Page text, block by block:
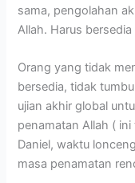
sama, pengolahan
Allah. Harus
Orang yang tidak
bersedia, tidak
ujian akhir global
penamatan Allah (
Daniel, waktu
masa penamatan